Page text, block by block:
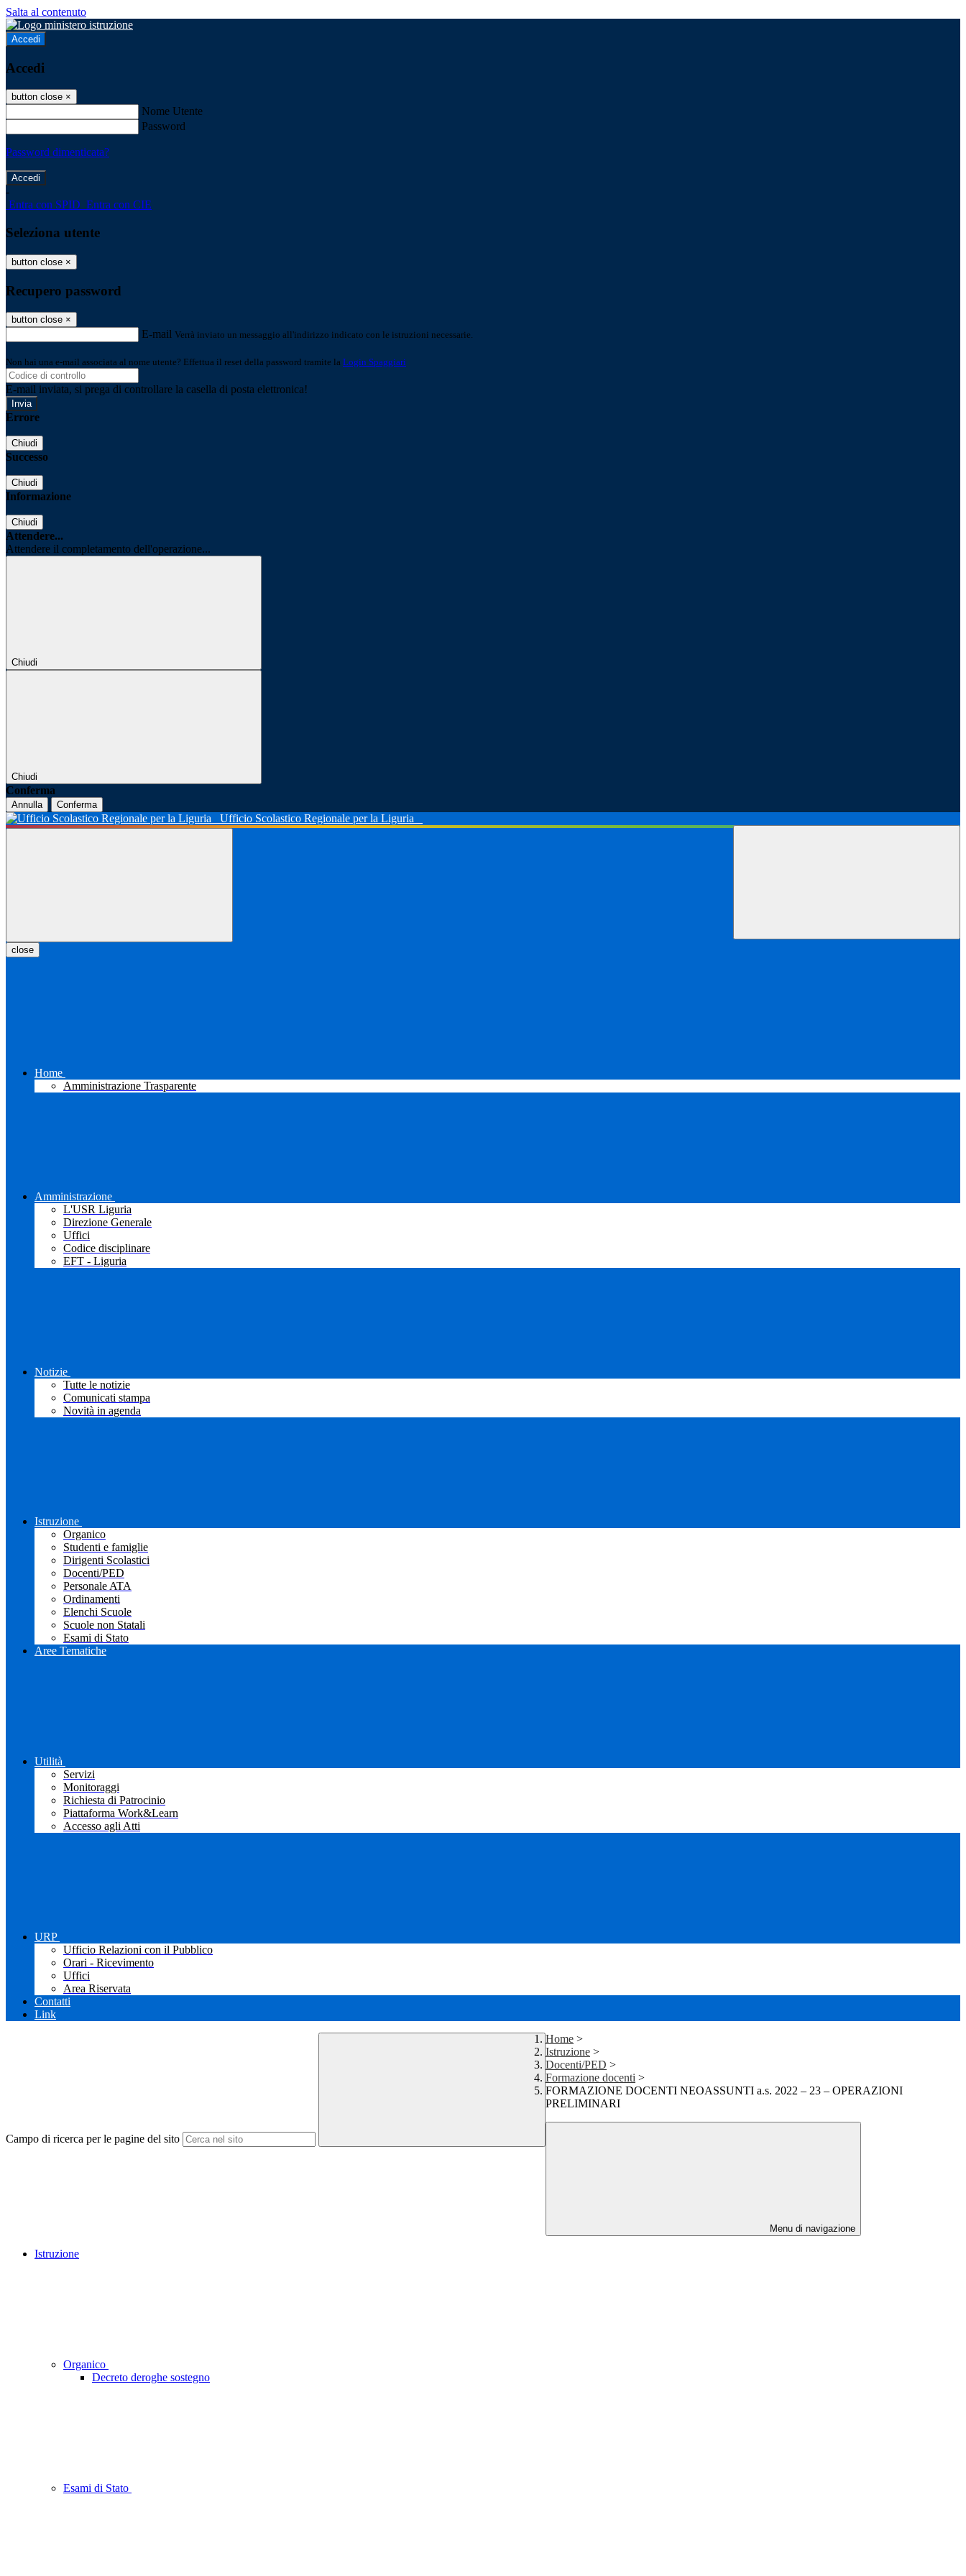
Salta al contenuto
Accedi
Accedi
button close ×
Nome Utente
Password
Password dimenticata?
-
Entra con SPID Entra con CIE
Seleziona utente
button close ×
Recupero password
button close ×
E-mail Verrà inviato un messaggio all'indirizzo indicato con le istruzioni necessarie.
Non hai una e-mail associata al nome utente? Effettua il reset della password tramite la Login Spaggiari
E-mail inviata, si prega di controllare la casella di posta elettronica!
Errore
Chiudi
Successo
Chiudi
Informazione
Chiudi
Attendere...
Attendere il completamento dell'operazione...
Chiudi
Chiudi
Conferma
Annulla Conferma
Ufficio Scolastico Regionale per la Liguria
close
Home
Amministrazione Trasparente
Amministrazione
L'USR Liguria
Direzione Generale
Uffici
Codice disciplinare
EFT - Liguria
Notizie
Tutte le notizie
Comunicati stampa
Novità in agenda
Istruzione
Organico
Studenti e famiglie
Dirigenti Scolastici
Docenti/PED
Personale ATA
Ordinamenti
Elenchi Scuole
Scuole non Statali
Esami di Stato
Aree Tematiche
Utilità
Servizi
Monitoraggi
Richiesta di Patrocinio
Piattaforma Work&Learn
Accesso agli Atti
URP
Ufficio Relazioni con il Pubblico
Orari - Ricevimento
Uffici
Area Riservata
Contatti
Link
Campo di ricerca per le pagine del sito
Home >
Istruzione >
Docenti/PED >
Formazione docenti >
FORMAZIONE DOCENTI NEOASSUNTI a.s. 2022 – 23 – OPERAZIONI
PRELIMINARI
Menu di navigazione
Istruzione
Organico
Decreto deroghe sostegno
Esami di Stato